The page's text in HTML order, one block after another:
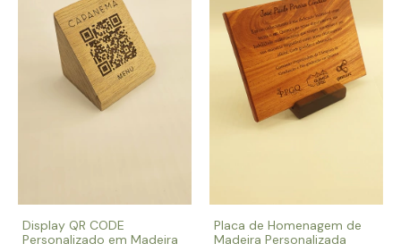
Display QR CODE
Personalizado em Madeira
Placa de Homenagem de
Madeira Personalizada